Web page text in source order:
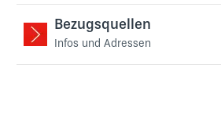
Bezugsquellen
Infos und Adressen